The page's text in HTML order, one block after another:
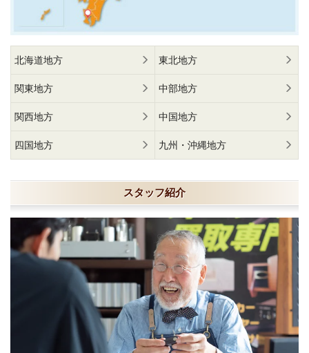
北海道地方 東北地方
関東地方 中部地方
関西地方 中国地方
四国地方 九州・沖縄地方
スタッフ紹介